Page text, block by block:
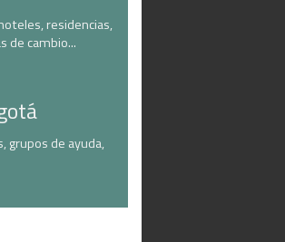
residencias,
de cambio...
grupos de ayuda,